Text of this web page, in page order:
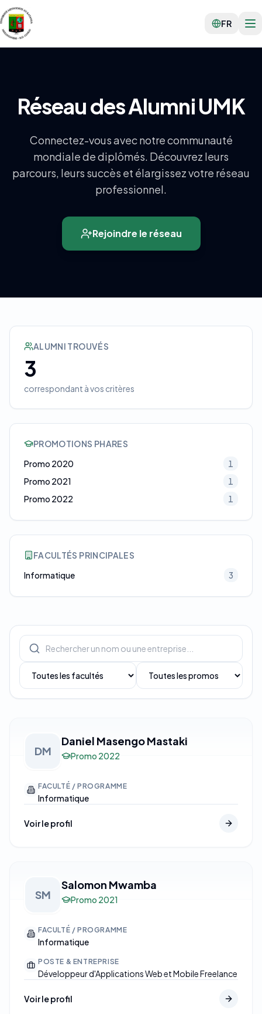
FR
Réseau des Alumni UMK
Connectez-vous avec notre communauté
mondiale de diplômés. Découvrez leurs
parcours, leurs succès et élargissez votre réseau
professionnel.
Rejoindre le réseau
ALUMNI TROUVÉS
3
correspondant à vos critères
PROMOTIONS PHARES
Promo 2020
1
Promo 2021
1
Promo 2022 1
FACULTÉS PRINCIPALES
Informatique
3
DM
Daniel Masengo Mastaki
Promo 2022
FACULTÉ / PROGRAMME
Informatique
Voir le profil
SM
Salomon Mwamba
Promo 2021
FACULTÉ / PROGRAMME
Informatique
POSTE & ENTREPRISE
Développeur d'Applications Web et Mobile Freelance
Voir le profil